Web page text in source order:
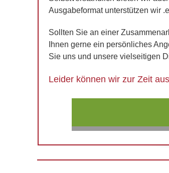
Ausgabeformat unterstützen wir
Sollten Sie an einer
Ihnen gerne ein persönliches
Sie uns und unsere vielseitigen
Leider können wir zur Zeit